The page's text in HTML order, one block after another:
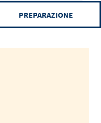
PREPARAZIONE